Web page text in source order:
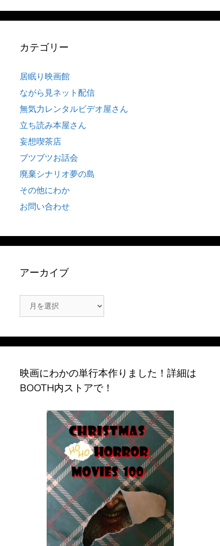
カテゴリー
居眠り映画館
ながら見ネット配信
無気力レンタルビデオ屋さん
立ち読み本屋さん
妄想喫茶店
ブツブツお話会
廃棄シナリオ夢の島
その他にわか
お問い合わせ
アーカイブ
ー
映画にわかの単行本作りました！詳細は
BOOTH内ストアで！